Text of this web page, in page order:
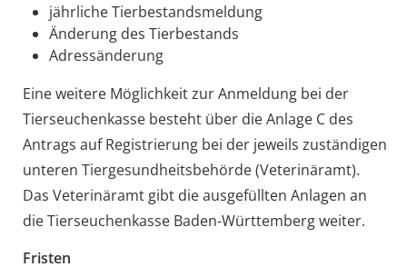
jährliche Tierbestandsmeldung
Änderung des Tierbestands
Adressänderung
Eine weitere Möglichkeit zur Anmeldung bei der
Tierseuchenkasse besteht über die Anlage C des
Antrags auf Registrierung bei der jeweils zuständigen
unteren Tiergesundheitsbehörde (Veterinäramt).
Das Veterinäramt gibt die ausgefüllten Anlagen an
die Tierseuchenkasse Baden-Württemberg weiter.
Fristen